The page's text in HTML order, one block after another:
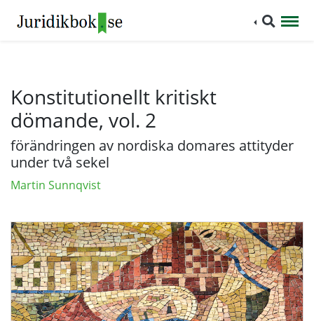
Konstitutionellt kritiskt
dömande, vol. 2
förändringen av nordiska domares attityder
under två sekel
Martin Sunnqvist